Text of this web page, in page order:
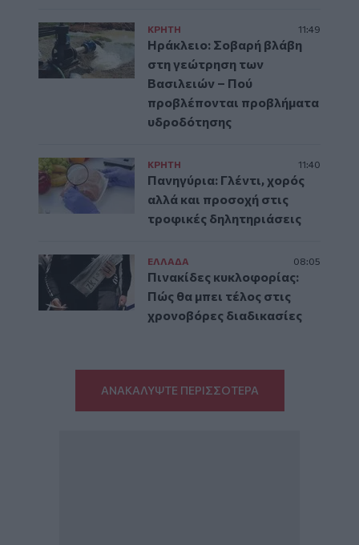
ΚΡΗΤΗ 11:49
Ηράκλειο: Σοβαρή βλάβη
στη γεώτρηση των
Βασιλειών – Πού
προβλέπονται προβλήματα
υδροδότησης
ΚΡΗΤΗ 11:40
Πανηγύρια: Γλέντι, χορός
αλλά και προσοχή στις
τροφικές δηλητηριάσεις
ΕΛΛAΔΑ 08:05
Πινακίδες κυκλοφορίας:
Πώς θα μπει τέλος στις
χρονοβόρες διαδικασίες
ΑΝΑΚΑΛΥΨΤΕ ΠΕΡΙΣΣΟΤΕΡΑ